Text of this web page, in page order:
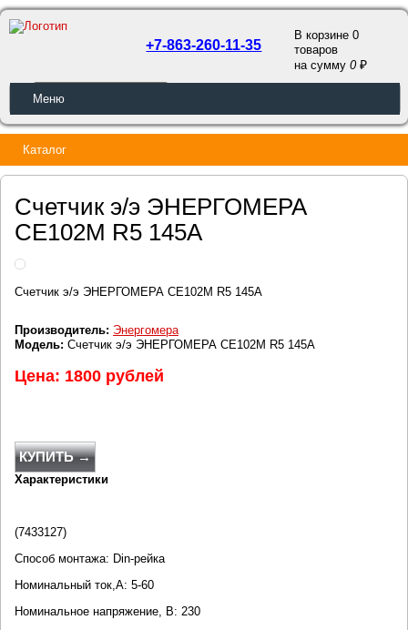
ОБРАТНЫЙ ЗВОНОК
+7-863-260-11-35
В корзине 0
товаров
на сумму0
Меню
Каталог
Счетчик э/э ЭНЕРГОМЕРА
CE102M R5 145A
Счетчик э/э ЭНЕРГОМЕРА CE102M R5 145A
Производитель: Энергомера
Модель: Счетчик э/э ЭНЕРГОМЕРА CE102M R5 145A
Цена: 1800 рублей
КУПИТЬ →
Характеристики
(7433127)
Способ монтажа: Din-рейка
Номинальный ток,А: 5-60
Номинальное напряжение, В: 230